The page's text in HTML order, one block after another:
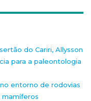
do Cariri, Allysson
para a paleontologia
entorno de rodovias